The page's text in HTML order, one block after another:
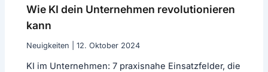
Wie KI dein Unternehmen revolutionieren
kann
Neuigkeiten |12. Oktober 2024
KI im Unternehmen: 7 praxisnahe Einsatzfelder, die